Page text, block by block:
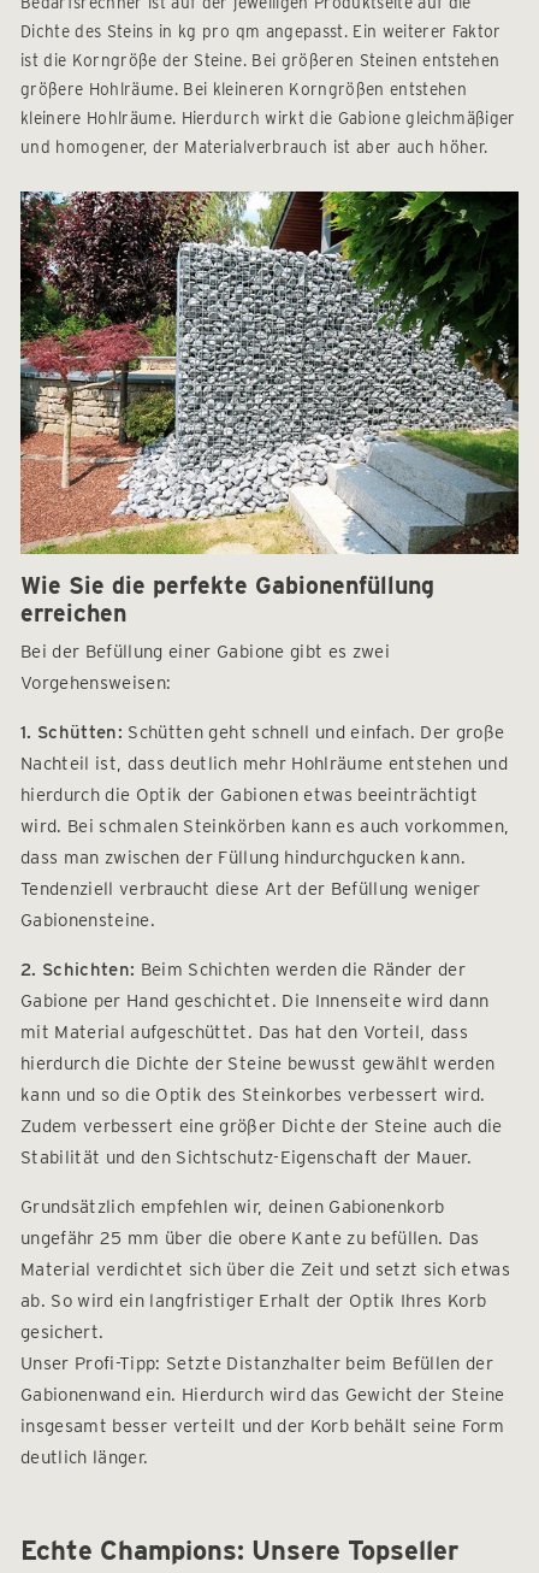
Dichte des Steins in kg pro qm angepasst. Ein weiterer Faktor
ist die Korngröße der Steine. Bei größeren Steinen entstehen
größere Hohlräume. Bei kleineren Korngrößen entstehen
kleinere Hohlräume. Hierdurch wirkt die Gabione gleichmäßiger
und homogener, der Materialverbrauch ist aber auch höher.
Wie Sie die perfekte Gabionenfüllung
erreichen
Bei der Befüllung einer Gabione gibt es zwei
Vorgehensweisen:
1. Schütten: Schütten geht schnell und einfach. Der große
Nachteil ist, dass deutlich mehr Hohlräume entstehen und
hierdurch die Optik der Gabionen etwas beeinträchtigt
wird. Bei schmalen Steinkörben kann es auch vorkommen,
dass man zwischen der Füllung hindurchgucken kann.
Tendenziell verbraucht diese Art der Befüllung weniger
Gabionensteine.
2. Schichten: Beim Schichten werden die Ränder der
Gabione per Hand geschichtet. Die Innenseite wird dann
mit Material aufgeschüttet. Das hat den Vorteil, dass
hierdurch die Dichte der Steine bewusst gewählt werden
kann und so die Optik des Steinkorbes verbessert wird.
Zudem verbessert eine größer Dichte der Steine auch die
Stabilität und den Sichtschutz-Eigenschaft der Mauer.
Grundsätzlich empfehlen wir, deinen Gabionenkorb
ungefähr 25 mm über die obere Kante zu befüllen. Das
Material verdichtet sich über die Zeit und setzt sich etwas
ab. So wird ein langfristiger Erhalt der Optik Ihres Korb
gesichert.
Unser Profi-Tipp: Setzte Distanzhalter beim Befüllen der
Gabionenwand ein. Hierdurch wird das Gewicht der Steine
insgesamt besser verteilt und der Korb behält seine Form
deutlich länger.
Echte Champions: Unsere Topseller